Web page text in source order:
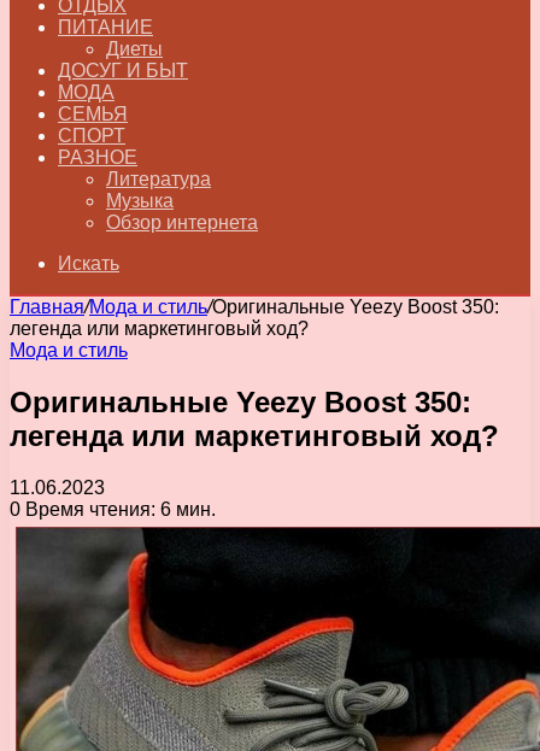
ОТДЫХ
ПИТАНИЕ
Диеты
ДОСУГ И БЫТ
МОДА
СЕМЬЯ
СПОРТ
РАЗНОЕ
Литература
Музыка
Обзор интернета
Искать
Главная/Мода и стиль/Оригинальные Yeezy Boost 350:
легенда или маркетинговый ход?
Мода и стиль
Оригинальные Yeezy Boost 350:
легенда или маркетинговый ход?
11.06.2023
0 Время чтения: 6 мин.